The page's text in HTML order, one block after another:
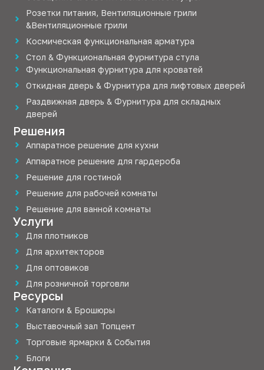
Розетки питания, Вентиляционные грили
&Вентиляционные грили
Космическая функциональная арматура
Стол & Функциональная фурнитура стула
Функциональная фурнитура для кроватей
Откидная дверь & Фурнитура для лифтовых дверей
Раздвижная дверь & Фурнитура для складных
дверей
Решения
Аппаратное решение для кухни
Аппаратное решение для гардероба
Решение для гостиной
Решение для рабочей комнаты
Решение для ванной комнаты
Услуги
Для плотников
Для архитекторов
Для оптовиков
Для розничной торговли
Ресурсы
Каталоги & Брошюры
Выставочный зал Топцент
Торговые ярмарки & События
Блоги